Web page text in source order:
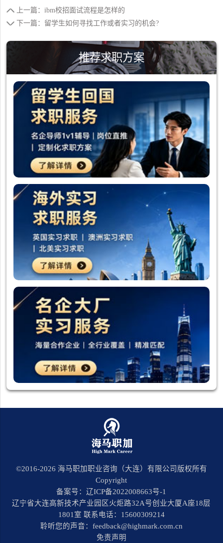
上一篇：ibm校招面试流程是怎样的
下一篇：留学生如何寻找工作或者实习的机会?
推荐求职方案
©2016-2026 海马职加职业咨询（大连）有限公司版权所有
Copyright
备案号：辽ICP备2022008663号-1
辽宁省大连高新技术产业园区火炬路32A号创业大厦A座18层
1801室 联系电话：15600309214
聆听您的声音：feedback@highmark.com.cn
免责声明